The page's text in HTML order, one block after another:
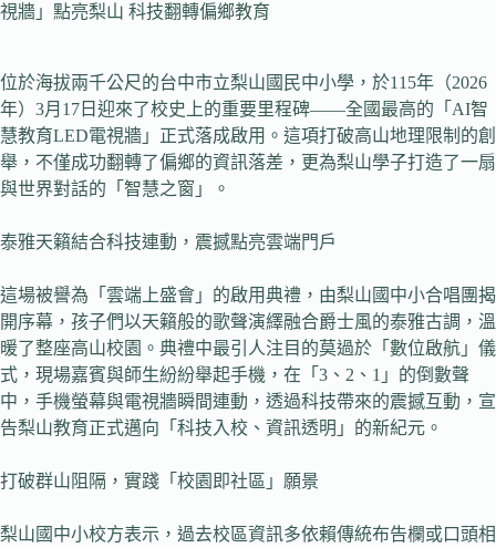
視牆」點亮梨山 科技翻轉偏鄉教育
位於海拔兩千公尺的台中市立梨山國民中小學，於115年（2026
年）3月17日迎來了校史上的重要里程碑——全國最高的「AI智
慧教育LED電視牆」正式落成啟用。這項打破高山地理限制的創
舉，不僅成功翻轉了偏鄉的資訊落差，更為梨山學子打造了一扇
與世界對話的「智慧之窗」。
泰雅天籟結合科技連動，震撼點亮雲端門戶
這場被譽為「雲端上盛會」的啟用典禮，由梨山國中小合唱團揭
開序幕，孩子們以天籟般的歌聲演繹融合爵士風的泰雅古調，溫
暖了整座高山校園。典禮中最引人注目的莫過於「數位啟航」儀
式，現場嘉賓與師生紛紛舉起手機，在「3、2、1」的倒數聲
中，手機螢幕與電視牆瞬間連動，透過科技帶來的震撼互動，宣
告梨山教育正式邁向「科技入校、資訊透明」的新紀元。
打破群山阻隔，實踐「校園即社區」願景
梨山國中小校方表示，過去校區資訊多依賴傳統布告欄或口頭相